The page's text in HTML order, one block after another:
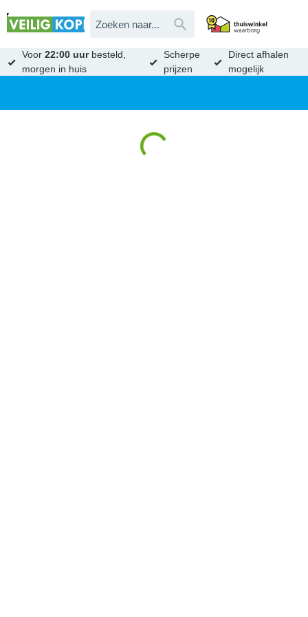
Voor22:00 uurbesteld,
morgen in huis
Scherpe
prijzen
Direct afhalen
mogelijk